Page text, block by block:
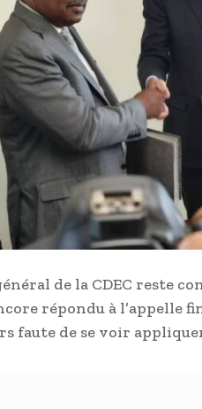
de la CDEC reste
répondu à l’appelle
faute de se voir